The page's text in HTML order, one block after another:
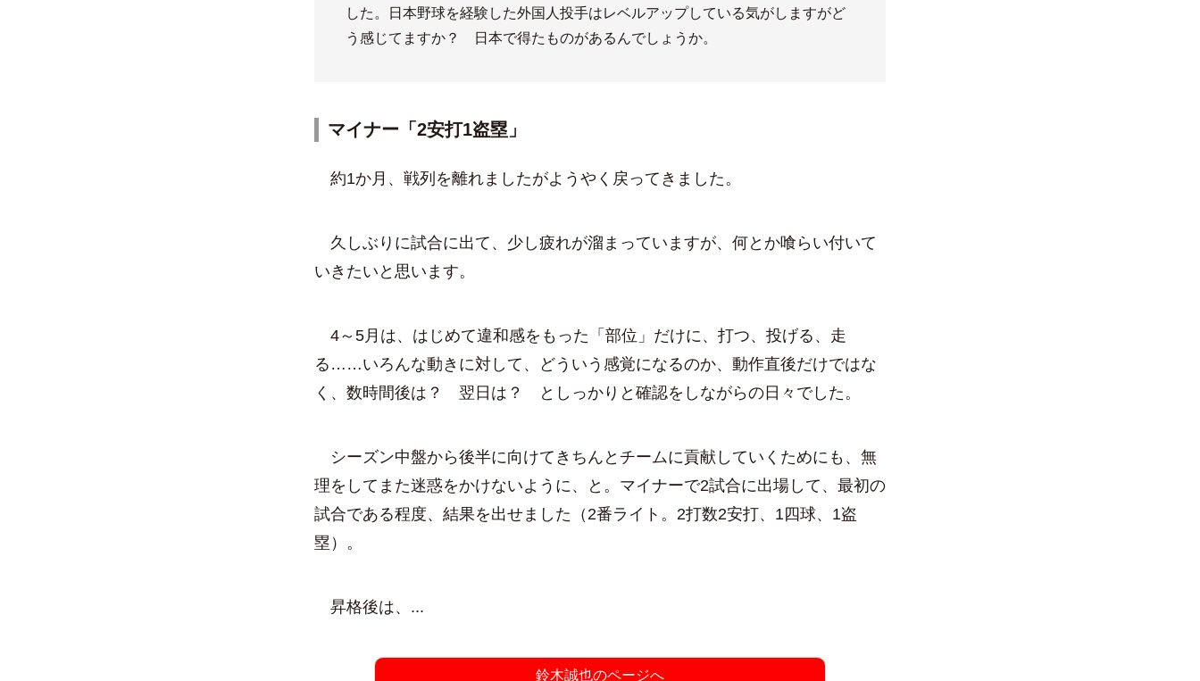
した。日本野球を経験した外国人投手はレベルアップしている気がしますがど
う感じてますか？ 日本で得たものがあるんでしょうか。
マイナー「2安打1盗塁」
約1か月、戦列を離れましたがようやく戻ってきました。
久しぶりに試合に出て、少し疲れが溜まっていますが、何とか喰らい付いて
いきたいと思います。
4～5月は、はじめて違和感をもった「部位」だけに、打つ、投げる、走
る……いろんな動きに対して、どういう感覚になるのか、動作直後だけではな
く、数時間後は？ 翌日は？ としっかりと確認をしながらの日々でした。
シーズン中盤から後半に向けてきちんとチームに貢献していくためにも、無
理をしてまた迷惑をかけないように、と。マイナーで2試合に出場して、最初の
試合である程度、結果を出せました（2番ライト。2打数2安打、1四球、1盗
塁）。
昇格後は、...
鈴木誠也のページへ